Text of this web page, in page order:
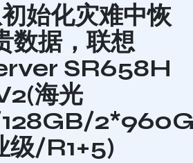
始化灾难中恢
数据，联想
SR658H
海光
级/R1+5)